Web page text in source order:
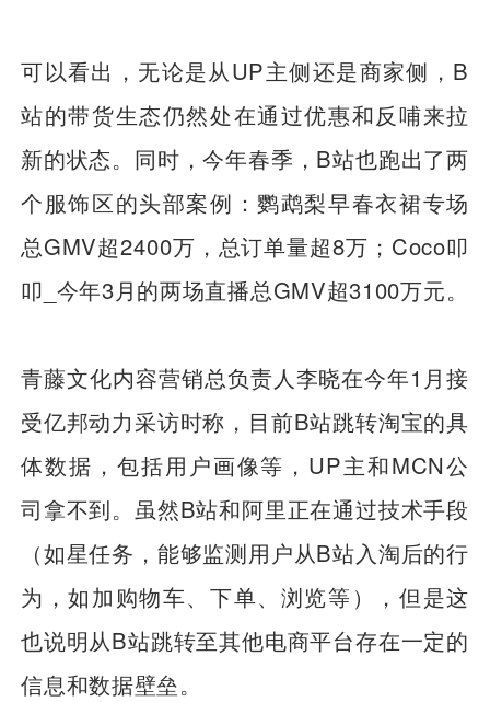
可以看出，无论是从UP主侧还是商家侧，B
站的带货生态仍然处在通过优惠和反哺来拉
新的状态。同时，今年春季，B站也跑出了两
个服饰区的头部案例：鹦鹉梨早春衣裙专场
总GMV超2400万，总订单量超8万；Coco叩
叩_今年3月的两场直播总GMV超3100万元。
青藤文化内容营销总负责人李晓在今年1月接
受亿邦动力采访时称，目前B站跳转淘宝的具
体数据，包括用户画像等，UP主和MCN公
司拿不到。虽然B站和阿里正在通过技术手段
（如星任务，能够监测用户从B站入淘后的行
为，如加购物车、下单、浏览等），但是这
也说明从B站跳转至其他电商平台存在一定的
信息和数据壁垒。